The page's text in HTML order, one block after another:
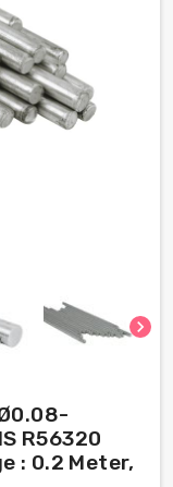
chevron_right
R56320
: 0.2 Meter,